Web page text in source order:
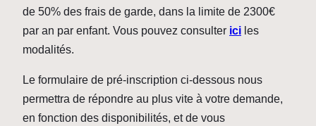
de 50% des frais de garde, dans la limite de 2300€
par an par enfant. Vous pouvez consulter ici les
modalités.
Le formulaire de pré-inscription ci-dessous nous
permettra de répondre au plus vite à votre demande,
en fonction des disponibilités, et de vous